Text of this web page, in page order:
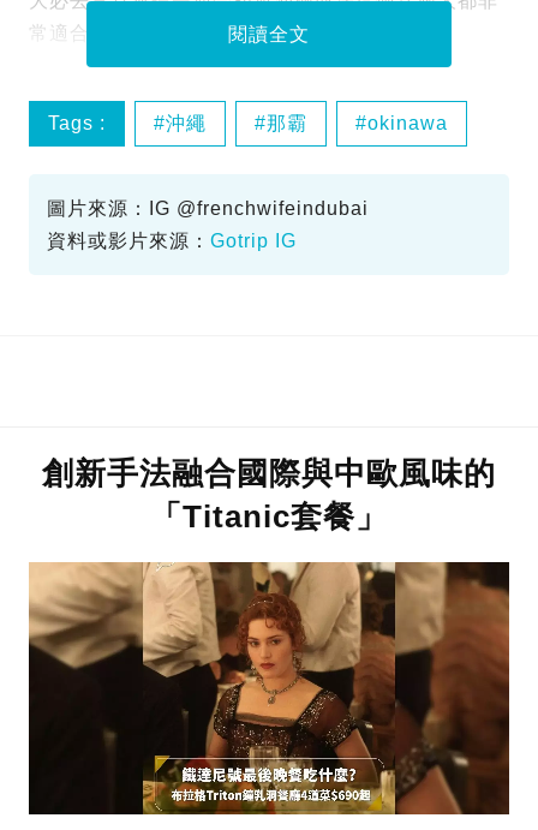
常適合即睇詳情！
閱讀全文
Tags : 沖繩 那霸 okinawa
圖片來源：IG @frenchwifeindubai
資料或影片來源： Gotrip IG
創新手法融合國際與中歐風味的
「Titanic套餐」